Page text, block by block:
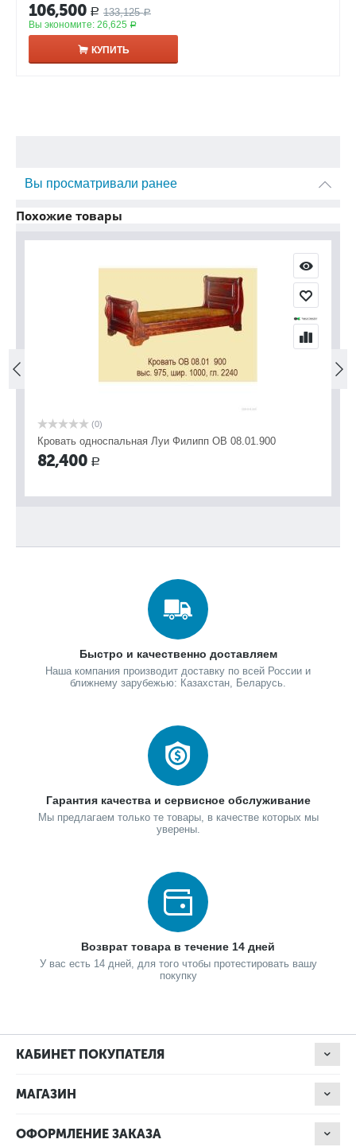
106,500 Р 133,125 Р
Вы экономите: 26,625 Р
КУПИТЬ
Вы просматривали ранее
Похожие товары
(0)
Кровать односпальная Луи Филипп ОВ 08.01.900
82,400 Р
Быстро и качественно доставляем
Наша компания производит доставку по всей России и
ближнему зарубежью: Казахстан, Беларусь.
Гарантия качества и сервисное обслуживание
Мы предлагаем только те товары, в качестве которых мы
уверены.
Возврат товара в течение 14 дней
У вас есть 14 дней, для того чтобы протестировать вашу
покупку
КАБИНЕТ ПОКУПАТЕЛЯ
МАГАЗИН
ОФОРМЛЕНИЕ ЗАКАЗА